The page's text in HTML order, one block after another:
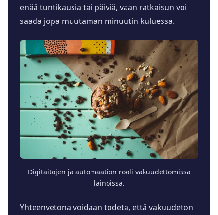
enää tuntikausia tai päiviä, vaan ratkaisun voi
saada jopa muutaman minuutin kuluessa.
Digitaitojen ja automaation rooli vakuudettomissa
lainoissa.
Yhteenvetona voidaan todeta, että vakuudeton